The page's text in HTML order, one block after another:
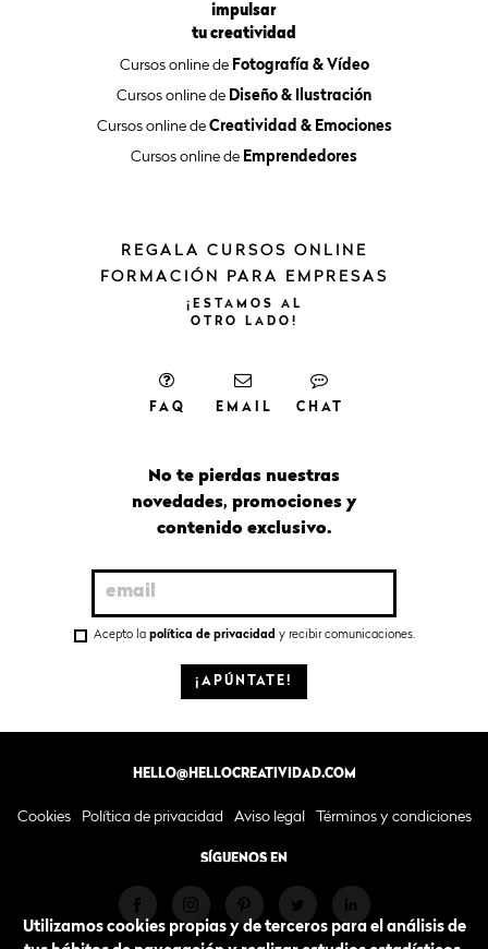
impulsar
tu creatividad
Cursos online de Fotografía & Vídeo
Cursos online de Diseño & Ilustración
Cursos online de Creatividad & Emociones
Cursos online de Emprendedores
REGALA CURSOS ONLINE
FORMACIÓN PARA EMPRESAS
No te pierdas nuestras
novedades, promociones y
contenido exclusivo.
Acepto la política de privacidad y recibir comunicaciones.
¡APÚNTATE!
¡ESTAMOS
AL
OTRO
LADO!
FAQ EMAIL CHAT
HELLO@HELLOCREATIVIDAD.COM
Cookies Política de privacidad Aviso legal Términos y condiciones
SÍGUENOS EN
Utilizamos cookies propias y de terceros para el análisis de